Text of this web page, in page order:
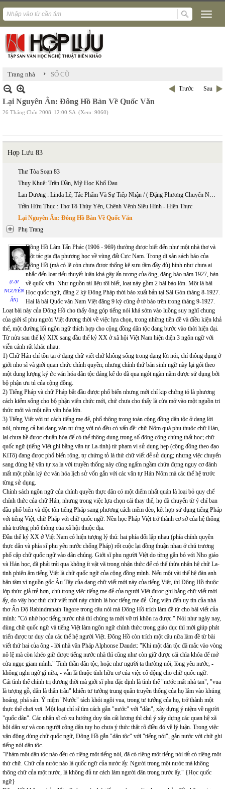
Trang nhà › SỐ CŨ
Trước Sau
Lại Nguyên Ân: Đông Hồ Bàn Về Quốc Văn
26 Tháng Chín 2008 12:00 SA (Xem: 9060)
Hợp Lưu 83
Thư Tòa Soạn 83
Thụy Khuê: Trần Dần, Mỹ Học Khổ Đau
Lan Dương : Linda Lê, Tác Phẩm Và Sự Tiếp Nhận / ( Đặng Phương Chuyển Ngữ):
Trần Hữu Thục : Thơ Tô Thùy Yên, Chênh Vênh Siêu Hình - Hiện Thực
Lại Nguyên Ân: Đông Hồ Bàn Về Quốc Văn
Phụ Trang
(LẠI
NGUYÊN
ÂN)
Đông Hồ Lâm Tấn Phác (1906 - 969) thường được biết đến như một nhà thơ và
một tác gia địa phương học về vùng đất Cực Nam. Trong di sản sách báo của
Đông Hồ (mà có lẽ còn chưa được thống kê sưu tầm đầy đủ) hình như chưa ai
nhắc đến loạt tiểu thuyết luận khá gây ấn tượng của ông, đăng báo năm 1927, bàn
về quốc văn. Như nguồn tài liệu tôi biết, loạt này gồm 2 bài báo lớn. Một là bài
Học quốc ngữ, đăng 2 kỳ Đông Pháp thời báo xuất bản tại Sài Gòn tháng 8-1927.
Hai là bài Quốc văn Nam Việt đăng 9 kỳ cũng ở tờ báo trên trong tháng 9-1927.
Loạt bài này của Đông Hồ cho thấy ông góp tiếng nói khá sớm vào luồng suy nghĩ chung
của giới sĩ phu người Việt đương thời về việc lựa chọn, trong những tiền đề và điều kiện khả
thể, một đường lối ngôn ngữ thích hợp cho cộng đồng dân tộc đang bước vào thời hiện đại.
Từ nửa sau thế kỷ XIX sang đầu thế kỷ XX ở xã hội Việt Nam hiện diện 3 ngôn ngữ với
viễn cảnh rất khác nhau:
1) Chữ Hán chỉ tồn tại ở dạng chữ viết chứ không sống trong dạng lời nói, chỉ thông dụng ở
giới nho sĩ và giới quan chức chính quyền; nhưng chính thứ bán sinh ngữ này lại gói theo
một dung lượng ký ức văn hóa dân tộc đáng kể do đã qua ngót ngàn năm được sử dụng bởi
bộ phận ưu tú của cộng đồng.
2) Tiếng Pháp và chữ Pháp bắt đầu được phổ biến nhưng mới chỉ kịp chứng tỏ là phương
cách kiếm sống cho bộ phận viên chức mới, chứ chưa cho thấy là cửa mở vào một nguồn tri
thức mới và một nền văn hóa lớn.
3) Tiếng Việt với tư cách tiếng mẹ đẻ, phổ thông trong toàn cộng đồng dân tộc ở dạng lời
nói, nhưng cả hai dạng văn tự ứng với nó đều có vấn đề: chữ Nôm quá phụ thuộc chữ Hán,
lại chưa hề được chuẩn hóa để có thể thông dụng trong số đông công chúng thất học; chữ
quốc ngữ (tiếng Việt ghi bằng văn tự La-tinh) từ phạm vi sử dụng hẹp (cộng đồng theo đạo
KiTô) đang được phổ biến rộng, tự chứng tỏ là thứ chữ viết dễ sử dụng; nhưng việc chuyển
sang dùng hệ văn tự xa lạ với truyền thống này cũng ngấm ngầm chứa đựng nguy cơ đánh
mất một phần ký ức văn hóa lịch sử vốn gắn với các văn tự Hán Nôm mà các thế hệ trước
từng sử dụng.
Chính sách ngôn ngữ của chính quyền thực dân có một điểm nhất quán là loại bỏ quy chế
chính thức của chữ Hán, nhưng trong việc lựa chọn cái thay thế, họ đã chuyển từ ý chí ban
đầu phổ biến và độc tôn tiếng Pháp sang phương cách mềm dẻo, kết hợp sử dụng tiếng Pháp
với tiếng Việt, chữ Pháp với chữ quốc ngữ. Nền học Pháp Việt trở thành cơ sở của hệ thống
nhà trường phổ thông của xã hội thuộc địa.
Đầu thế kỷ XX ở Việt Nam có hiện tượng lý thú: hai phía đối lập nhau (phía chính quyền
thực dân và phía sĩ phu yêu nước chống Pháp) rốt cuộc lại đồng thuận nhau ở chủ trương
phổ cập chữ quốc ngữ vào dân chúng. Giới sĩ phu người Việt do từng gắn bó với Nho giáo
và Hán học, đã phải trải qua không ít vật vã trong nhận thức để có thể thừa nhận hệ chữ La-
tinh phiên âm tiếng Việt là chữ quốc ngữ của cộng đồng mình. Nếu một vài thế hệ đàn anh
bận tâm vì nguồn gốc Âu Tây của dạng chữ viết mới này của tiếng Việt, thì Đông Hồ thuộc
lớp thức giả trẻ hơn, chú trọng việc tiếng mẹ đẻ của người Việt được ghi bằng chữ viết mới
ấy, do vậy học thứ chữ viết mới này chính là học tiếng mẹ đẻ. Ông viện đến uy tín của nhà
thơ Ấn Độ Rabindranath Tagore trong câu nói mà Đông Hồ trích làm đề từ cho bài viết của
mình: "Có nhờ học tiếng nước nhà thì chúng ta mới vỡ trí khôn ra được." Nói như ngày nay,
dùng chữ quốc ngữ và tiếng Việt làm ngôn ngữ chính thức trong giáo dục thì mới giúp phát
triển được tư duy của các thế hệ người Việt. Đông Hồ còn trích một câu nữa làm đề từ bài
viết thứ hai của ông - lời nhà văn Pháp Alphonse Daudet: "Khi một dân tộc đã mắc vào vòng
nô lệ mà còn khéo giữ được tiếng nước nhà thì cũng như còn giữ được cái chìa khóa để mở
cửa ngục giam mình." Tinh thần dân tộc, hoặc như người ta thường nói, lòng yêu nước, -
không nghi ngờ gì nữa, - vẫn là thuộc tính hữu cơ của việc cổ động cho chữ quốc ngữ.
Cái tình thế chính trị đương thời mà giới sĩ phu đặc định là tình thế "nước mất nhà tan", "vua
là tượng gỗ, dân là thân trâu" khiến tư tưởng trung quân truyền thống của họ lâm vào khủng
hoảng, phá sản. Ý niệm "Nước" tách khỏi ngôi vua, trong tư tưởng của họ, trở thành một
thực thể chơi vơi. Một loạt chí sĩ tìm cách gắn "nước" với "dân", xây dựng ý niệm về người
"quốc dân". Các nhân sĩ có xu hướng duy tân cải lương thì chú ý xây dựng các quan hệ xã
hội dân sự và con người công dân tuy họ chưa ý thức thật rõ điều đó về lý luận. Trong việc
vận động dùng chữ quốc ngữ, Đông Hồ gắn "dân tộc" với "tiếng nói", gắn nước với chữ ghi
tiếng nói dân tộc.
"Phàm một dân tộc nào đều có riêng một tiếng nói, đã có riêng một tiếng nói tất có riêng một
thứ chữ. Chữ của nước nào là quốc ngữ của nước ấy. Người trong một nước mà không
thông chữ của một nước, là không đủ tư cách làm người dân trong nước ấy." {Học quốc
ngữ}